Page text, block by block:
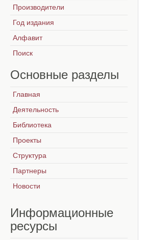
Производители
Год издания
Алфавит
Поиск
Основные разделы
Главная
Деятельность
Библиотека
Проекты
Структура
Партнеры
Новости
Информационные
ресурсы